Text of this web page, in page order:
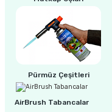
Pürmüz Çeşitleri
AirBrush Tabancalar